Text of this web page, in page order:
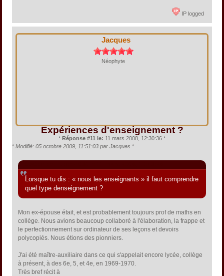
IP logged
Jacques
Néophyte
Expériences d'enseignement ?
* Réponse #11 le: 11 mars 2008, 12:30:36 *
* Modifié: 05 octobre 2009, 11:51:03 par Jacques *
Lorsque tu dis : « nous les enseignants » il faut comprendre
quel type denseignement ?
Mon ex-épouse était, et est probablement toujours prof de maths en
collège. Nous avions beaucoup collaboré à l'élaboration, la frappe et
le perfectionnement sur ordinateur de ses leçons et devoirs
polycopiés. Nous étions des pionniers.
J'ai été maître-auxiliaire dans ce qui s'appelait encore lycée, collège
à présent, à des 6e, 5, et 4e, en 1969-1970.
Très bref récit à